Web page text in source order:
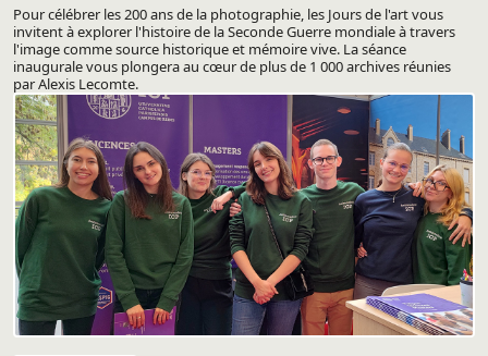
Pour célébrer les 200 ans de la photographie, les Jours de l'art vous
invitent à explorer l'histoire de la Seconde Guerre mondiale à travers
l'image comme source historique et mémoire vive. La séance
inaugurale vous plongera au cœur de plus de 1 000 archives réunies
par Alexis Lecomte.